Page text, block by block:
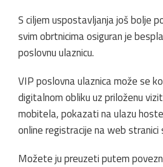
S ciljem uspostavljanja još bolje
svim obrtnicima osiguran je
poslovnu ulaznicu.
VIP poslovna ulaznica može se
digitalnom obliku uz priloženu
mobitela, pokazati na ulazu
online registracije na web stranici
Možete ju preuzeti putem